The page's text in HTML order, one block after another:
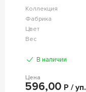
Коллекция
Фабрика
Цвет
Вес
В наличии
Цена
596,00 Р / уп.